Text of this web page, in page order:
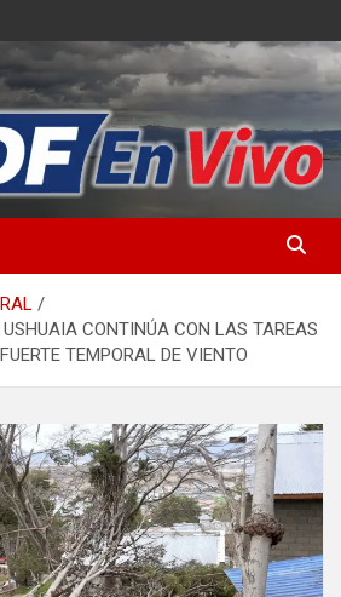
CONTINÚA CON LAS TAREAS
TEMPORAL DE VIENTO